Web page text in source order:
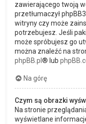
zawierającego twoją
przetłumaczył
witryny czy może
potrzebujesz. Jeśli
może spróbujesz go
można znaleźć na
phpBB.pl ® lub
Na górę
Czym są obrazki
Na stronie
wyświetlane